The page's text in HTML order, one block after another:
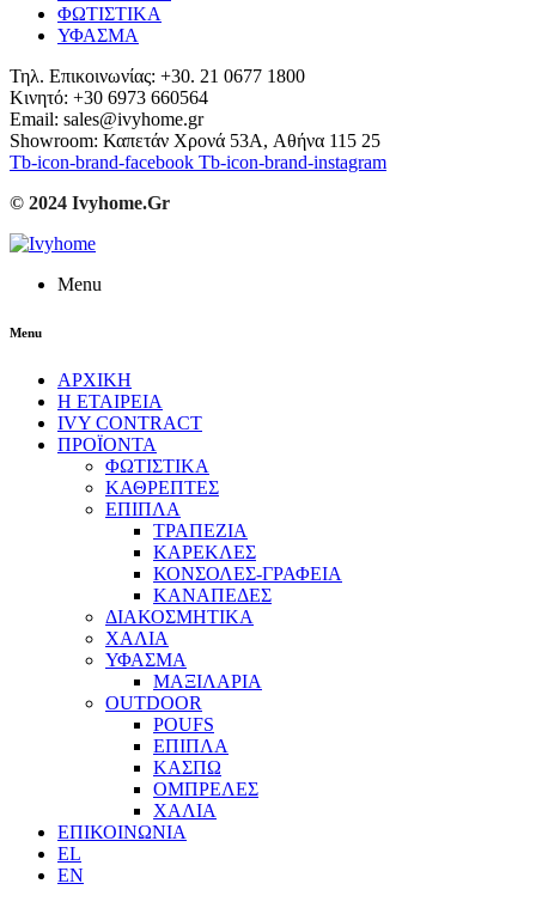
ΦΩΤΙΣΤΙΚΑ
ΥΦΑΣΜΑ
Τηλ. Επικοινωνίας: +30. 21 0677 1800
Κινητό: +30 6973 660564
Email: sales@ivyhome.gr
Showroom: Καπετάν Χρονά 53A, Αθήνα 115 25
Tb-icon-brand-facebook Tb-icon-brand-instagram
© 2024 Ivyhome.Gr
Menu
Menu
ΑΡΧΙΚΗ
Η ΕΤΑΙΡΕΙΑ
IVY CONTRACT
ΠΡΟΪΟΝΤΑ
ΦΩΤΙΣΤΙΚΑ
ΚΑΘΡΕΠΤΕΣ
ΕΠΙΠΛΑ
ΤΡΑΠΕΖΙΑ
ΚΑΡΕΚΛΕΣ
ΚΟΝΣΟΛΕΣ-ΓΡΑΦΕΙΑ
ΚΑΝΑΠΕΔΕΣ
ΔΙΑΚΟΣΜΗΤΙΚΑ
ΧΑΛΙΑ
ΥΦΑΣΜΑ
ΜΑΞΙΛΑΡΙΑ
OUTDOOR
POUFS
ΕΠΙΠΛΑ
ΚΑΣΠΩ
ΟΜΠΡΕΛΕΣ
ΧΑΛΙΑ
ΕΠΙΚΟΙΝΩΝΙΑ
EL
EN